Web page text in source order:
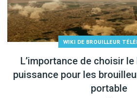
WIKI DE BROUILLEUR
L’importance de choisir
puissance pour les
portable